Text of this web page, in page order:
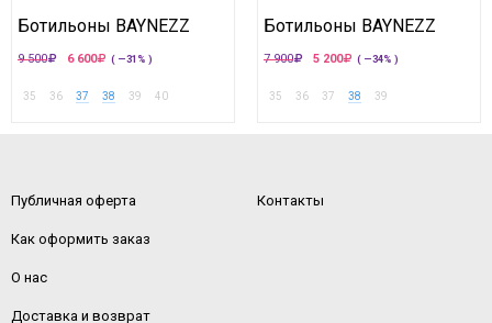
Ботильоны BAYNEZZ
9 500 6 600 ( —31% )
35 36 37 38 39 40
Ботильоны BAYNEZZ
7 900 5 200 ( —34% )
35 36 37 38 39
Публичная оферта
Как оформить заказ
О нас
Доставка и возврат
Контакты